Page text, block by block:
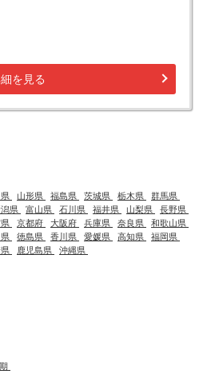
を見る
山形県 福島県 茨城県 栃木県
群馬県
潟県 富山県 石川県 福井県 山梨県
長野県
京都府 大阪府 兵庫県 奈良県
和歌山県
徳島県 香川県 愛媛県 高知県
福岡県
鹿児島県 沖縄県